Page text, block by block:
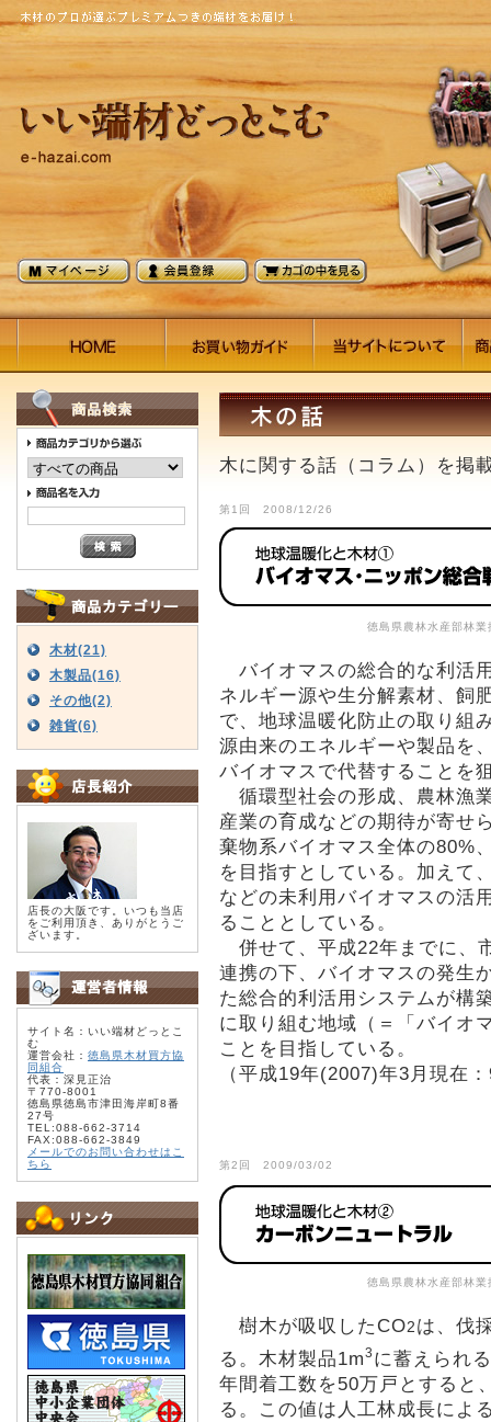
木材(21)
木製品(16)
その他(2)
雑貨(6)
店長の大阪です。いつも当店
をご利用頂き、ありがとうご
ざいます。
サイト名：いい端材どっとこ
む
運営会社： 徳島県木材買方協
同組合
代表：深見正治
〒770-8001
徳島県徳島市津田海岸町8番
27号
TEL:088-662-3714
FAX:088-662-3849
メールでのお問い合わせはこ
ちら
木に関する話（コラム）を掲
第1回 2008/12/26
徳島県農林水産部林
バイオマスの総合的な利活
ネルギー源や生分解素材、飼
で、地球温暖化防止の取り組
源由来のエネルギーや製品を
バイオマスで代替することを
循環型社会の形成、農林漁
産業の育成などの期待が寄せ
棄物系バイオマス全体の80%
を目指すとしている。加えて
などの未利用バイオマスの活
ることとしている。
併せて、平成22年までに、
連携の下、バイオマスの発生
た総合的利活用システムが構
に取り組む地域（＝「バイオ
ことを目指している。
（平成19年(2007)年3月現在
第2回 2009/03/02
徳島県農林水産部林
樹木が吸収したCO2は、伐
る。木材製品1m3 に蓄えられ
年間着工数を50万戸とすると
る。この値は人工林成長によ